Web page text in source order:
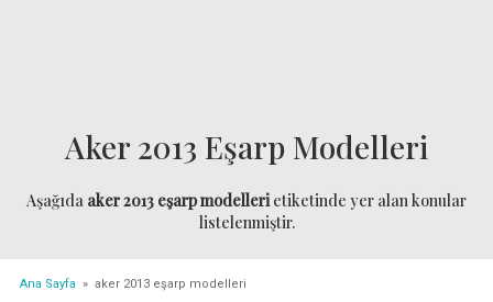
Aker 2013 Eşarp Modelleri
Aşağıda aker 2013 eşarp modellerietiketinde yer alan konular
listelenmiştir.
Ana Sayfa » aker 2013 eşarp modelleri